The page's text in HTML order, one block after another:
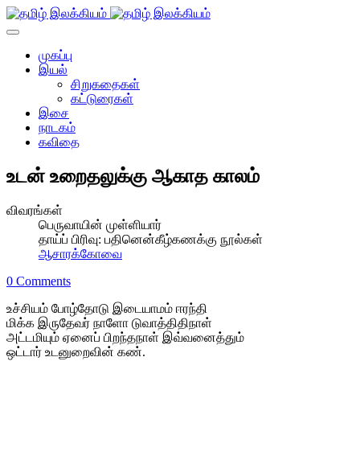
முகப்பு
இயல்
சிறுகதைகள்
கட்டுரைகள்
இசை
நாடகம்
கவிதை
உடன் உறைதலுக்கு ஆகாத காலம்
விவரங்கள்
பெருவாயின் முள்ளியார்
தாய்ப் பிரிவு: பதினென்கீழ்கணக்கு நூல்கள்
ஆசாரக்கோவை
0 Comments
உச்சியம் போழ்தோடு இடையாமம் ஈரந்தி
மிக்க இருதேவர் நாளோ டுவாத்திதிநாள்
அட்டமியும் ஏனைப் பிறந்தநாள் இவ்வனைத்தும்
ஒட்டார் உடனுறைவின் கண்.